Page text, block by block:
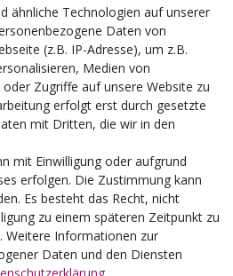
ähnliche Technologien auf unserer
Daten von
(z.B. IP-Adresse), um z.B.
Medien von
Zugriffe auf unsere Website zu
erfolgt erst durch gesetzte
mit Dritten, die wir in den
mit Einwilligung oder aufgrund
erfolgen. Die Zustimmung kann
Es besteht das Recht, nicht
zu einem späteren Zeitpunkt zu
Weitere Informationen zur
Daten und den Diensten